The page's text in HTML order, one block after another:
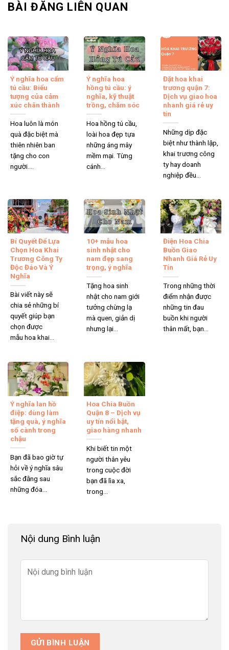
BÀI ĐĂNG LIÊN QUAN
Ý nghĩa hoa cẩm
tú cầu: Biểu
tượng của cảm
xúc chân thành
Hoa luôn là món
quà đặc biệt mà
thiên nhiên ban
tặng cho con
người....
Ý nghĩa hoa
hồng tú cầu: ý
nghĩa, kỹ thuật
trồng, chăm sóc
Hoa hồng tú cầu,
loài hoa đẹp tựa
những áng mây
mềm mại. Từng
cánh...
Đặt hoa khai
trương quận 7:
Dịch vụ giao hoa
nhanh giá rẻ uy
tín
Những dịp đặc
biệt như thành lập,
khai trương công
ty hay doanh
nghiệp đều...
Bí Quyết Để Lựa
Chọn Hoa Khai
Trương Công Ty
Độc Đáo Và Ý
Nghĩa
Bài viết này sẽ
chia sẻ những bí
quyết giúp bạn
chọn được
mẫu hoa khai...
10+ mẫu hoa
sinh nhật cho
nam đẹp sang
trọng, ý nghĩa
Tặng hoa sinh
nhật cho nam giới
tưởng chừng lạ
mà quen, giản dị
nhưng lại...
Điện Hoa Chia
Buồn Giao
Nhanh Giá Rẻ Uy
Tín
Trong những thời
điểm nhận được
những tin đau
buồn khi người
thân mất, bạn...
Ý nghĩa lan hồ
điệp: dùng làm
tặng quà, ý nghĩa
số cành trong
chậu
Bạn đã bao giờ tự
hỏi về ý nghĩa sâu
sắc đằng sau
những đóa...
Hoa Chia Buồn
Quận 8 – Dịch vụ
uy tín nổi bật,
giao hàng nhanh
Khi biết tin một
người thân yêu
trong cuộc đời
bạn đã lìa xa,
trong...
Nội dung Bình luận